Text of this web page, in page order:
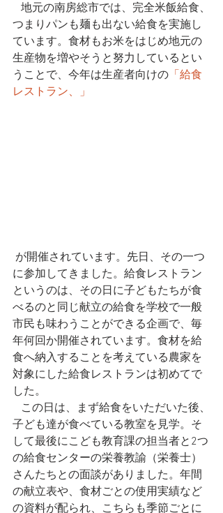
つまりパンも麺も出ない給食を実施し
ています。食材もお米をはじめ地元の
生産物を増やそうと努力しているとい
うことで、今年は生産者向けの 「給食
レストラン、」
に参加してきました。給食レストラン
というのは、その日に子どもたちが食
べるのと同じ献立の給食を学校で一般
市民も味わうことができる企画で、毎
年何回か開催されています。食材を給
食へ納入することを考えている農家を
対象にした給食レストランは初めてで
した。
子ども達が食べている教室を見学。そ
して最後にこども教育課の担当者と2つ
の給食センターの栄養教諭（栄養士）
さんたちとの面談がありました。年間
の献立表や、食材ごとの使用実績など
の資料が配られ、こちらも季節ごとに